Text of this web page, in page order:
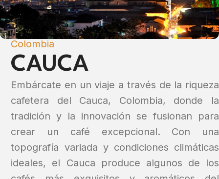
Colombia
CAUCA
Embárcate en un viaje a través de la riqueza
cafetera del Cauca, Colombia, donde la
tradición y la innovación se fusionan para
crear un café excepcional. Con una
topografía variada y condiciones climáticas
ideales, el Cauca produce algunos de los